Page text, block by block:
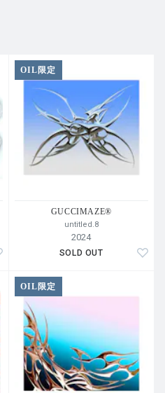
OIL限定
GUCCIMAZE®︎
untitled.8
2024
SOLD OUT
OIL限定